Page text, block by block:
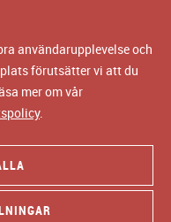
användarupplevelse och
förutsätter vi att du
mer om vår
.